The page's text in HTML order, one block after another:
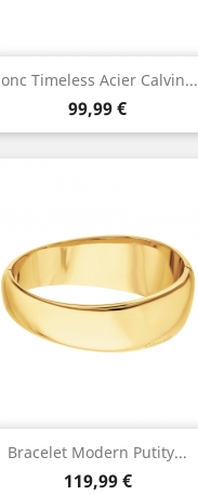
Timeless Acier Calvin...
Prix
99,99 €
Bracelet Modern Putity...
Prix
119,99 €